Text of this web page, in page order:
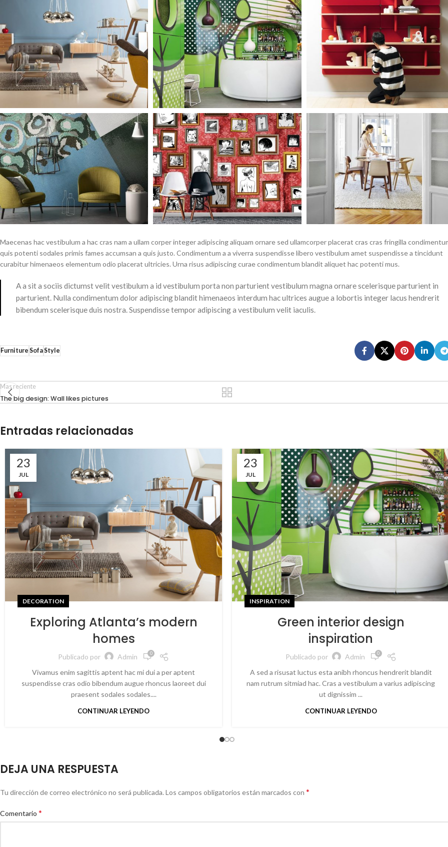
Maecenas hac vestibulum a hac cras nam a ullam corper integer adipiscing aliquam ornare sed ullamcorper placerat cras cras fringilla
quis potenti sodales primis fames accumsan a quis justo. Condimentum a a viverra suspendisse libero vestibulum amet suspendisse a tincidunt
curabitur himenaeos elementum odio placerat ultricies. Urna risus adipiscing curae condimentum blandit aliquet hac potenti mus.
A a sit a sociis dictumst velit vestibulum a id vestibulum porta non parturient vestibulum magna ornare scelerisque parturient in
parturient. Nulla condimentum dolor adipiscing blandit himenaeos interdum hac ultrices augue a lobortis integer lacus hendrerit
bibendum scelerisque duis nostra. Suspendisse tempor adipiscing a vestibulum velit iaculis.
Furniture SofaStyle
Mas reciente
The big design: Wall likes pictures
Entradas relacionadas
23
JUL
DECORATION
Exploring Atlanta’s modern
homes
Publicado por Admin 0
Vivamus enim sagittis aptent hac mi dui a per aptent
suspendisse cras odio bibendum augue rhoncus laoreet dui
praesent sodales sodales....
CONTINUAR LEYENDO
23
JUL
INSPIRATION
Green interior design
inspiration
Publicado por Admin 0
A sed a risusat luctus esta anibh rhoncus hendrerit blandit
nam rutrum sitmiad hac. Cras a vestibulum a varius adipiscing
ut dignissim ...
CONTINUAR LEYENDO
DEJA UNA RESPUESTA
Tu dirección de correo electrónico no será publicada. Los campos obligatorios están marcados con *
Comentario *